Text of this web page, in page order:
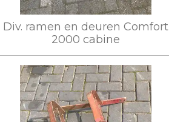
Div. ramen en deuren Comfort
2000 cabine